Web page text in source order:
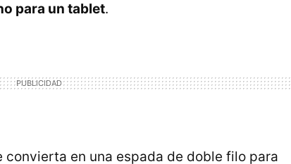
para un tablet.
en una espada de doble filo para